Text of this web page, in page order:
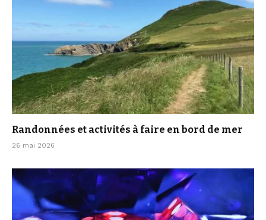
Randonnées et activités à faire en bord de mer
26 mai 2026